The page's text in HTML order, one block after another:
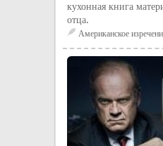
кухонная книга
отца.
Американское